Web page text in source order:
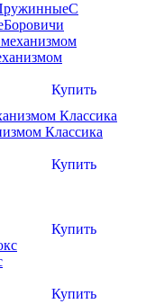
С
Боровичи
Купить
Классика
Купить
Купить
Купить